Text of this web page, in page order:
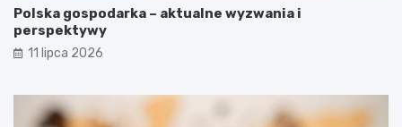
Polska gospodarka – aktualne wyzwania i
perspektywy
11 lipca 2026